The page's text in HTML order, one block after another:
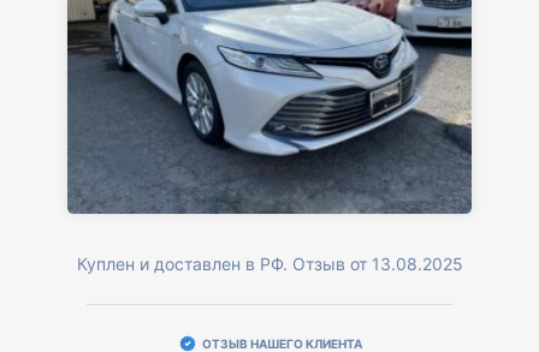
Куплен и доставлен в РФ. Отзыв от 13.08.2025
ОТЗЫВ НАШЕГО КЛИЕНТА